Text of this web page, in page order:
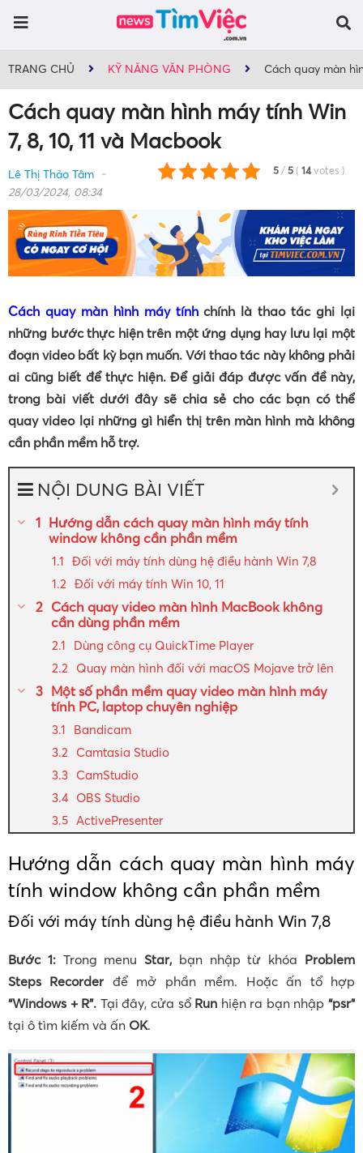
TRANG CHỦ KỸ NĂNG VĂN PHÒNG Cách quay màn
Cách quay màn hình máy tính Win
7, 8, 10, 11 và Macbook
5 / 5 ( 14 votes )
Lê Thị Thảo Tâm
28/03/2024, 08:34
Cách quay màn hình máy tínhchính là thao tác ghi lại
những bước thực hiện trên một ứng dụng hay lưu lại một
đoạn video bất kỳ bạn muốn. Với thao tác này không phải
ai cũng biết để thực hiện. Để giải đáp được vấn đề này,
trong bài viết dưới đây sẽ chia sẻ cho các bạn có thể
quay video lại những gì hiển thị trên màn hình mà không
cần phần mềm hỗ trợ.
NỘI DUNG BÀI VIẾT
Hướng dẫn cách quay màn hình máy tính
window không cần phần mềm
Đối với máy tính dùng hệ điều hành Win 7,8
Đối với máy tính Win 10, 11
Cách quay video màn hình MacBook không
cần dùng phần mềm
Dùng công cụ QuickTime Player
Quay màn hình đối với macOS Mojave trở lên
Một số phần mềm quay video màn hình máy
tính PC, laptop chuyên nghiệp
Bandicam
Camtasia Studio
CamStudio
OBS Studio
ActivePresenter
Hướng dẫn cách quay màn hình máy
tính window không cần phần mềm
Đối với máy tính dùng hệ điều hành Win 7,8
Bước 1:Trong menuStar, bạn nhập từ khóa Problem
Steps Recorder để mở phần mềm. Hoặc ấn tổ hợp
“Windows + R”. Tại đây, cửa sổ Run hiện ra bạn nhập“psr”
tại ô tìm kiếm và ấn OK.